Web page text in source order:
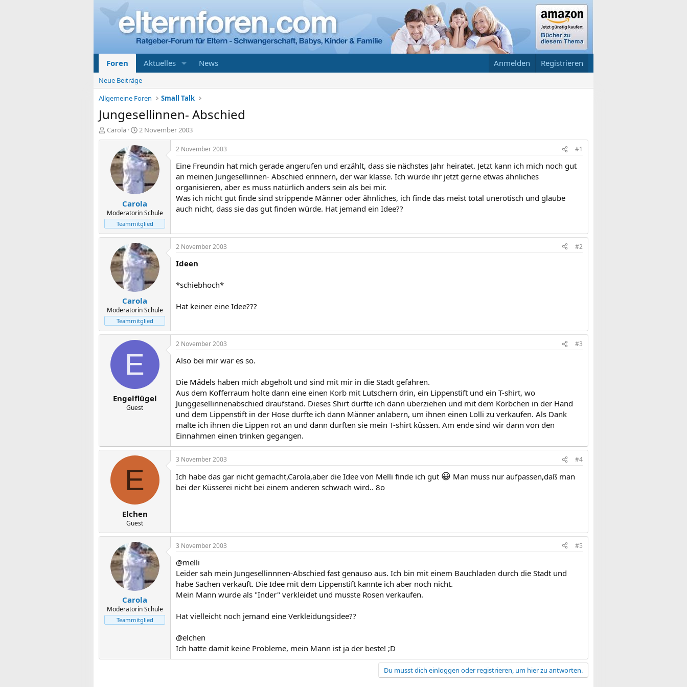
Foren Aktuelles News Anmelden Registrieren
Neue Beiträge
Allgemeine Foren
Small Talk
Jungesellinnen- Abschied
E
r
Carola
E
r
s
t
e
l
t
a
m
2 November 2003
Carola
Moderatorin Schule
Teammitglied
2 November 2003 #1
Eine Freundin hat mich gerade angerufen und erzählt, dass sie nächstes Jahr heiratet. Jetzt kann ich mich noch gut
an meinen Jungesellinnen- Abschied erinnern, der war klasse. Ich würde ihr jetzt gerne etwas ähnliches
organisieren, aber es muss natürlich anders sein als bei mir.
Was ich nicht gut finde sind strippende Männer oder ähnliches, ich finde das meist total unerotisch und glaube
auch nicht, dass sie das gut finden würde. Hat jemand ein Idee??
Carola
Moderatorin Schule
Teammitglied
2 November 2003 #2
Ideen
*schiebhoch*
Hat keiner eine Idee???
E
Engelflügel
Guest
2 November 2003 #3
Also bei mir war es so.
Die Mädels haben mich abgeholt und sind mit mir in die Stadt gefahren.
Aus dem Kofferraum holte dann eine einen Korb mit Lutschern drin, ein Lippenstift und ein T-shirt, wo
Junggesellinnenabschied draufstand. Dieses Shirt durfte ich dann überziehen und mit dem Körbchen in der Hand
und dem Lippenstift in der Hose durfte ich dann Männer anlabern, um ihnen einen Lolli zu verkaufen. Als Dank
malte ich ihnen die Lippen rot an und dann durften sie mein T-shirt küssen. Am ende sind wir dann von den
Einnahmen einen trinken gegangen.
E
Elchen
Guest
3 November 2003 #4
Ich habe das gar nicht gemacht,Carola,aber die Idee von Melli finde ich gut 😀 Man muss nur aufpassen,daß man
bei der Küsserei nicht bei einem anderen schwach wird.. 8o
Carola
Moderatorin Schule
Teammitglied
3 November 2003 #5
@melli
Leider sah mein Jungesellinnnen-Abschied fast genauso aus. Ich bin mit einem Bauchladen durch die Stadt und
habe Sachen verkauft. Die Idee mit dem Lippenstift kannte ich aber noch nicht.
Mein Mann wurde als "Inder" verkleidet und musste Rosen verkaufen.
Hat vielleicht noch jemand eine Verkleidungsidee??
@elchen
Ich hatte damit keine Probleme, mein Mann ist ja der beste! ;D
Du musst dich einloggen oder registrieren, um hier zu antworten.